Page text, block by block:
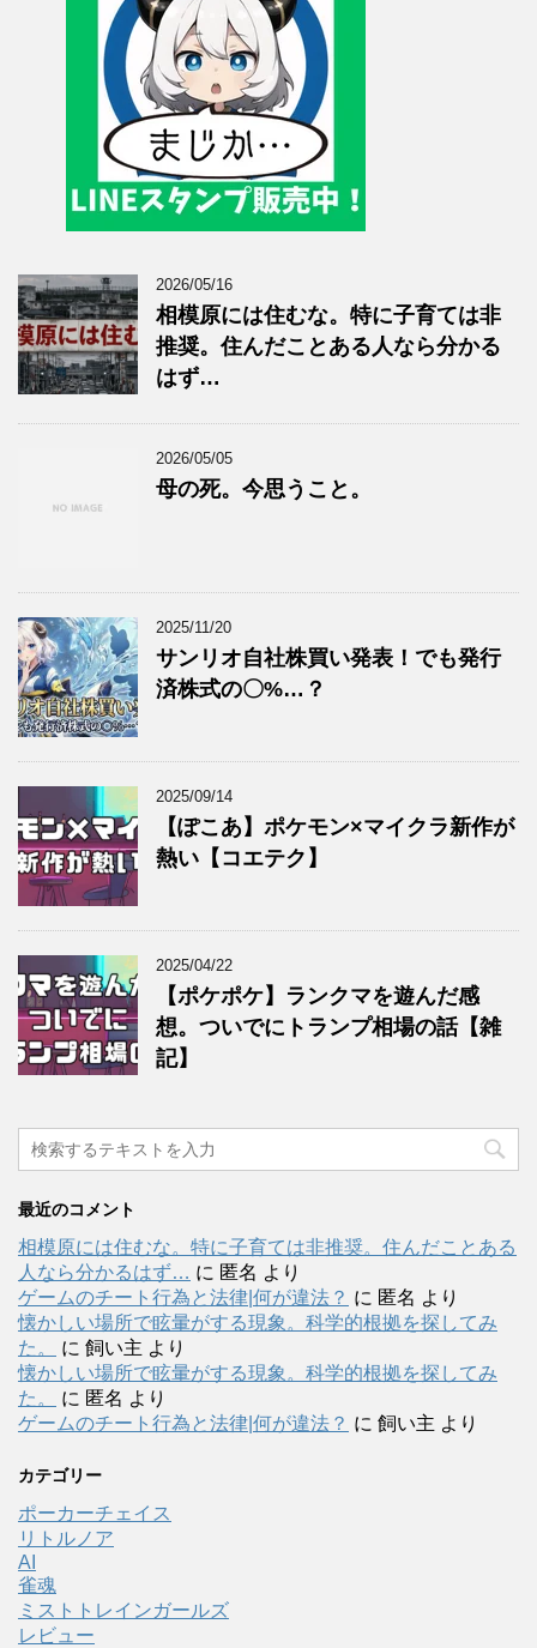
2026/05/16
相模原には住むな。特に子育ては非
推奨。住んだことある人なら分かる
はず…
2026/05/05
母の死。今思うこと。
2025/11/20
サンリオ自社株買い発表！でも発行
済株式の〇%…？
2025/09/14
【ぽこあ】ポケモン×マイクラ新作が
熱い【コエテク】
2025/04/22
【ポケポケ】ランクマを遊んだ感
想。ついでにトランプ相場の話【雑
記】
最近のコメント
相模原には住むな。特に子育ては非推奨。住んだことある
人なら分かるはず… に 匿名 より
ゲームのチート行為と法律|何が違法？ に 匿名 より
懐かしい場所で眩暈がする現象。科学的根拠を探してみ
た。
に 飼い主 より
懐かしい場所で眩暈がする現象。科学的根拠を探してみ
た。
に 匿名 より
ゲームのチート行為と法律|何が違法？ に 飼い主 より
カテゴリー
ポーカーチェイス
リトルノア
AI
雀魂
ミストトレインガールズ
レビュー